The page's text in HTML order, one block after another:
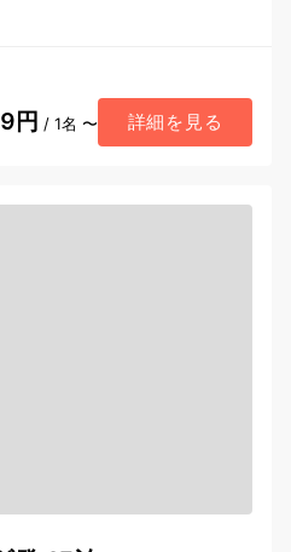
円 / 1名 〜 詳細を見る